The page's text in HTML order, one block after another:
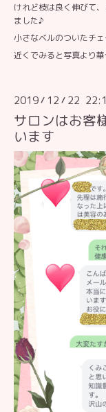
けれど枝は良く伸びて
ました♪
小さなベルのついたチ
近くでみると写真より華
2019/ 12 / 22
サロンはお客
います